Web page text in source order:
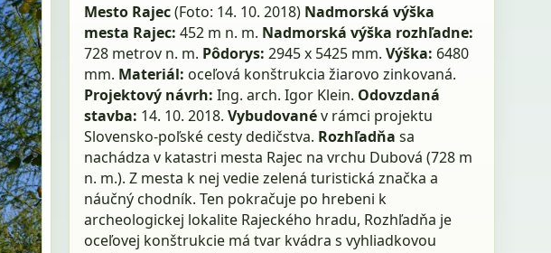
Mesto Rajec(Foto: 14. 10. 2018) Nadmorská výška
mesta Rajec: 452 m n. m. Nadmorská výška rozhľadne:
728 metrov n. m. Pôdorys: 2945 x 5425 mm. Výška: 6480
mm. Materiál: oceľová konštrukcia žiarovo zinkovaná.
Projektový návrh: Ing. arch. Igor Klein. Odovzdaná
stavba: 14. 10. 2018. Vybudovanév rámci projektu
Slovensko-poľské cesty dedičstva. Rozhľadňa sa
nachádza v katastri mesta Rajec na vrchu Dubová (728 m
n. m.). Z mesta k nej vedie zelená turistická značka a
náučný chodník. Ten pokračuje po hrebeni k
archeologickej lokalite Rajeckého hradu, Rozhľadňa je
oceľovej konštrukcie má tvar kvádra s vyhliadkovou